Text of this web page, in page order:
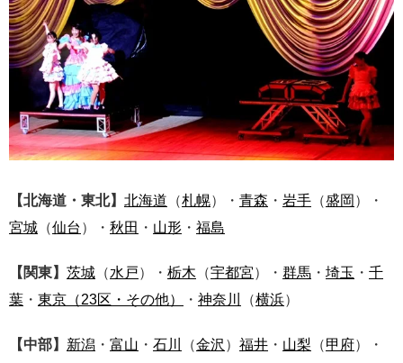
【北海道・東北】 北海道 （札幌）・ 青森 ・ 岩手 （盛岡 ）・
宮城 （仙台 ）・ 秋田 ・ 山形 ・ 福島
【関東】 茨城 （水戸）・ 栃木 （宇都宮）・ 群馬 ・ 埼玉 ・ 千
葉 ・ 東京 （23区・その他） ・ 神奈川 （横浜）
【中部】 新潟 ・ 富山 ・ 石川 （金沢 ） 福井 ・ 山梨 （甲府）・